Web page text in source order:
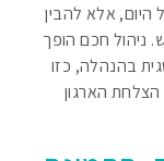
אלא להבין
ניהול חכם הופך
בהנהלה, כזו
הארגון